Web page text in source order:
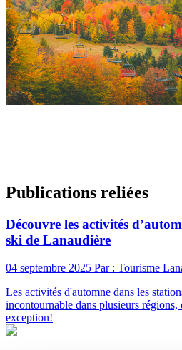
Publications reliées
Découvre les activités
ski de Lanaudière
04 septembre 2025 Par : Tourisme
Les activités d'automne dans les
incontournable dans plusieurs régions,
exception!